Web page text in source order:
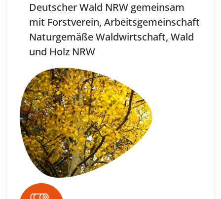
Deutscher Wald NRW gemeinsam
mit Forstverein, Arbeitsgemeinschaft
Naturgemäße Waldwirtschaft, Wald
und Holz NRW